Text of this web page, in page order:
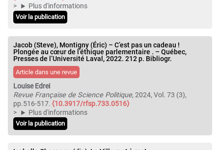
Plus d'informations
Voir la publication
Jacob (Steve), Montigny (Éric) – C’est pas un cadeau !
Plongée au cœur de l’éthique parlementaire . – Québec,
Presses de l’Université Laval, 2022. 212 p. Bibliogr.
Article dans une revue
Louise Edrei
Revue Française de Science Politique, 2024, Vol. 73 (3),
pp.516-517.⟨10.3917/rfsp.733.0516⟩
Plus d'informations
Voir la publication